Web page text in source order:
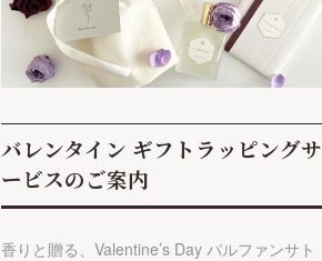
バレンタイン ギフトラッピングサ
ービスのご案内
香りと贈る、Valentine’s Day パルファンサト